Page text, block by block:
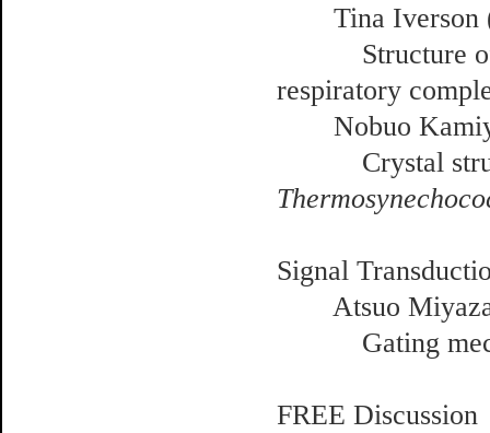
Tina Iverson
Structure
respiratory
Nobuo
Crystal
Signal
Atsuo
Gating
FREE Discussion